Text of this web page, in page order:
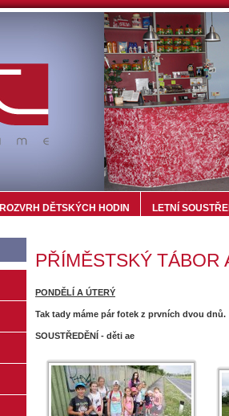
ROZVRH DĚTSKÝCH HODIN LETNÍ
PŘÍMĚSTSKÝ
PONDĚLÍ A ÚTERÝ
Tak tady máme pár fotek z prvních dvou dnů.
SOUSTŘEDĚNÍ - děti ae